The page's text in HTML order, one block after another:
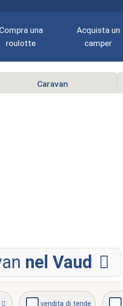
una
roulotte
Acquista un
camper
Caravan
nel Vaud
vendita di tende